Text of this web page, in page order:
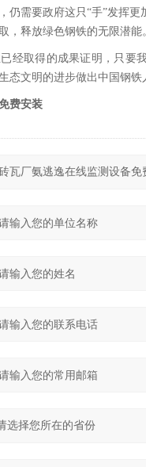
仍需要政府这只“手”发挥
，释放绿色钢铁的无限潜能
经取得的成果证明，只要
态文明的进步做出中国钢铁
费安装